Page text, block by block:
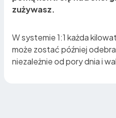
zużywasz.
W systemie 1:1 każda
może zostać później
niezależnie od pory dnia i